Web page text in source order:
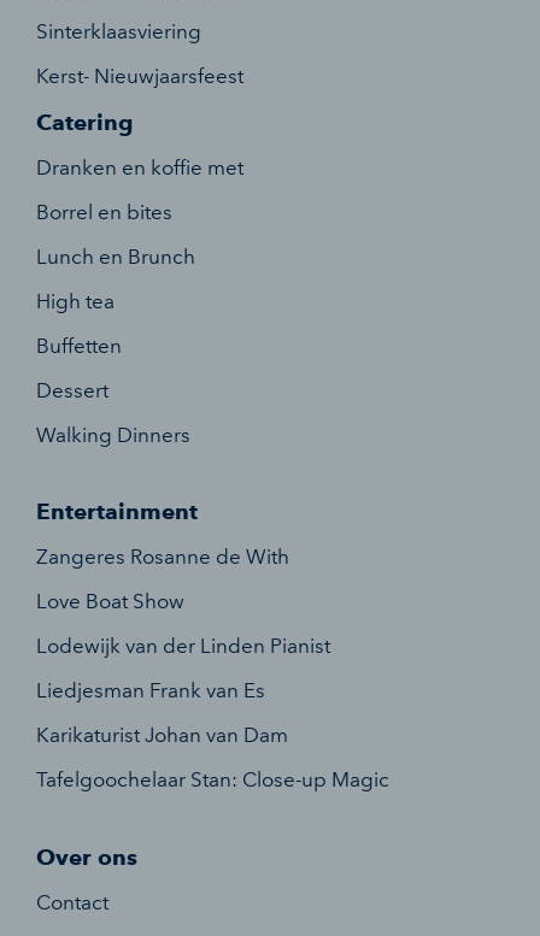
Sinterklaasviering
Kerst- Nieuwjaarsfeest
Catering
Dranken en koffie met
Borrel en bites
Lunch en Brunch
High tea
Buffetten
Dessert
Walking Dinners
Entertainment
Zangeres Rosanne de With
Love Boat Show
Lodewijk van der Linden Pianist
Liedjesman Frank van Es
Karikaturist Johan van Dam
Tafelgoochelaar Stan: Close-up Magic
Over ons
Contact